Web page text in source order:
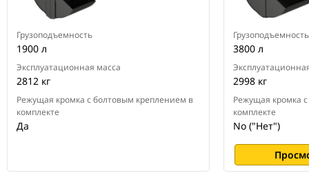
Грузоподъемность
1900 л
Эксплуатационная масса
2812 кг
Режущая кромка с болтовым креплением в
комплекте
Да
Грузоподъемность
3800 л
2998 кг
Режущая кромка
комплекте
No ("Нет")